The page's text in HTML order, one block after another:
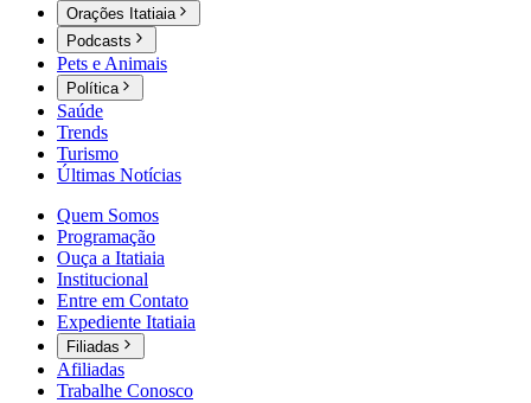
Orações Itatiaia
Podcasts
Pets e Animais
Política
Saúde
Trends
Turismo
Últimas Notícias
Quem Somos
Programação
Ouça a Itatiaia
Institucional
Entre em Contato
Expediente Itatiaia
Filiadas
Afiliadas
Trabalhe Conosco